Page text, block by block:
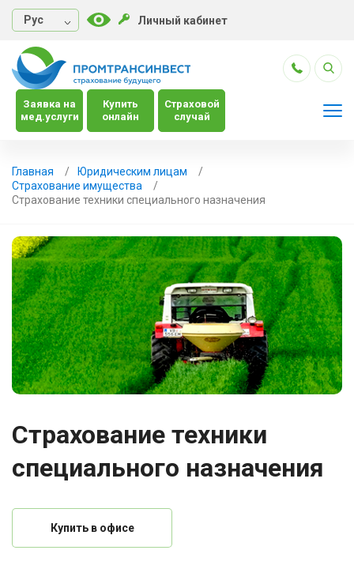
Руc Личный кабинет
Заявка на
мед.услуги
Купить
онлайн
Страховой
случай
Главная
Юридическим лицам
Страхование имущества
Страхование техники специального назначения
Страхование техники
специального назначения
Купить в офисе